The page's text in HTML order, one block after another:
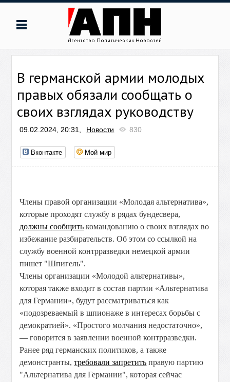
В германской армии молодых
правых обязали сообщать о
своих взглядах руководству
09.02.2024, 20:31, Новости 830
Вконтакте Мой мир
Члены правой организации «Молодая альтернатива»,
которые проходят службу в рядах бундесвера,
должны сообщить командованию о своих взглядах во
избежание разбирательств. Об этом со ссылкой на
службу военной контрразведки немецкой армии
пишет "Шпигель".
Члены организации «Молодой альтернативы»,
которая также входит в состав партии «Альтернатива
для Германии», будут рассматриваться как
«подозреваемый в шпионаже в интересах борьбы с
демократией». «Простого молчания недостаточно»,
— говорится в заявлении военной контрразведки.
Ранее ряд германских политиков, а также
демонстранты,требовали запретить правую партию
"Альтернатива для Германии", которая сейчас